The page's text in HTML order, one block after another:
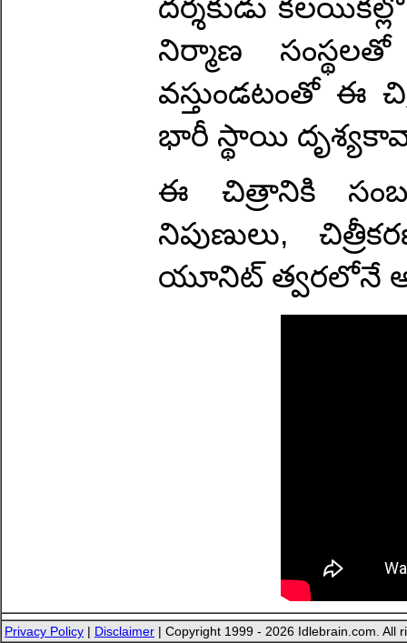
దర్శకుడు
నిర్మాణ సంస్థలతో
వస్తుండటంతో ఈ
భారీ స్థాయి
ఈ చిత్రానికి
నిపుణులు,
యూనిట్ త్వరలోనే
Privacy Policy | Disclaimer | Copyright 1999 - 2026 Idlebrain.com. All